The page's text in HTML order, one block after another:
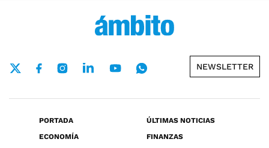
NEWSLETTER
PORTADA
ÚLTIMAS NOTICIAS
ECONOMÍA
FINANZAS